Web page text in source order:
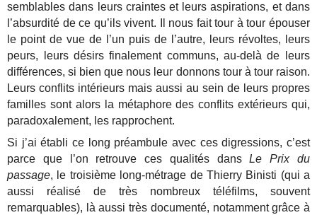
semblables dans leurs craintes et leurs aspirations, et dans
l’absurdité de ce qu’ils vivent. Il nous fait tour à tour épouser
le point de vue de l’un puis de l’autre, leurs révoltes, leurs
peurs, leurs désirs finalement communs, au-delà de leurs
différences, si bien que nous leur donnons tour à tour raison.
Leurs conflits intérieurs mais aussi au sein de leurs propres
familles sont alors la métaphore des conflits extérieurs qui,
paradoxalement, les rapprochent.
Si j’ai établi ce long préambule avec ces digressions, c’est
parce que l’on retrouve ces qualités dansLe Prix du
passage, le troisième long-métrage de Thierry Binisti (qui a
aussi réalisé de très nombreux téléfilms, souvent
remarquables), là aussi très documenté, notamment grâce à